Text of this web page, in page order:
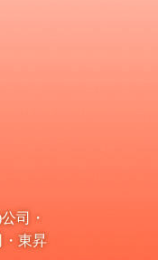
司・
・東昇